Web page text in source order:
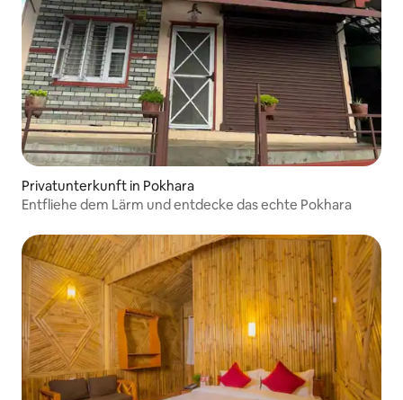
Privatunterkunft in Pokhara
Entfliehe dem Lärm und entdecke das echte Pokhara